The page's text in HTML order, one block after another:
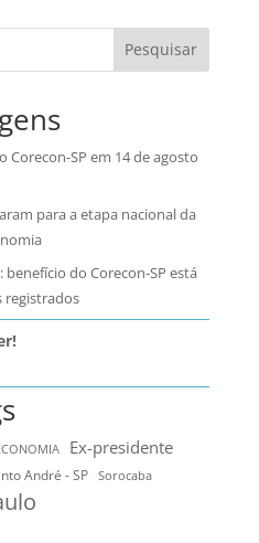
Pesquisar
Corecon-SP em 14 de agosto
para a etapa nacional da
do Corecon-SP está
registrados
Ex-presidente
André - SP
Sorocaba